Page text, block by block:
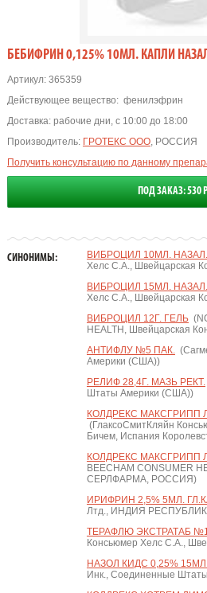
БЕБИФРИН 0,125% 10МЛ. КАПЛИ
Артикул:365359
Действующее вещество: фенилэфрин
Доставка: рабочие дни, с 10:00 до 18:00
Производитель: ГРОТЕКС ООО, РОССИЯ
Получить консультацию по данному
ПОД ЗАКАЗ: 530
СИНОНИМЫ: ВИБРОЦИЛ 10МЛ.
Хелс С.А., Швейцарская
ВИБРОЦИЛ 15МЛ.
Хелс С.А., Швейцарская
ВИБРОЦИЛ 12Г. ГЕЛЬ
HEALTH, Швейцарская
АНТИФЛУ №5 ПАК.
Америки (США))
РЕЛИФ 28,4Г. МАЗЬ РЕКТ.
Штаты Америки (США))
КОЛДРЕКС МАКСГРИПП
(ГлаксоСмитКляйн
Бичем, Испания
КОЛДРЕКС МАКСГРИПП
BEECHAM CONSUMER
СЕРЛФАРМА, РОССИЯ)
ИРИФРИН 2,5% 5МЛ.
Лтд., ИНДИЯ
ТЕРАФЛЮ ЭКСТРАТАБ
Консьюмер Хелс С.А.,
НАЗОЛ КИДС 0,25%
Инк., Соединенные